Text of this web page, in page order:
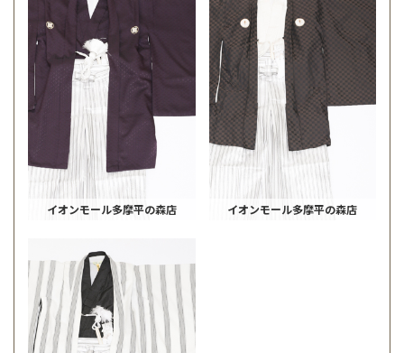
イオンモール多摩平の森店 イオンモール多摩平の森店